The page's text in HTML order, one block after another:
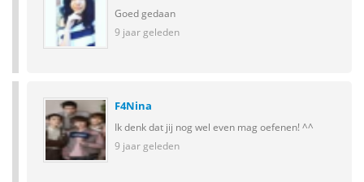
Goed gedaan
9 jaar geleden
F4Nina
Ik denk dat jij nog wel even mag oefenen! ^^
9 jaar geleden